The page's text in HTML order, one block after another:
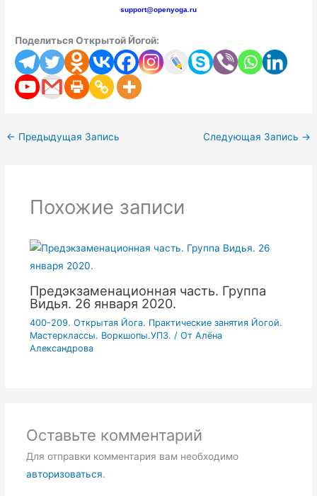
support@openyoga.ru
Поделиться Открытой Йогой:
← Предыдущая Запись Следующая Запись →
Похожие записи
Предэкзаменационная часть. Группа
Видья. 26 января 2020.
400-209. Открытая Йога. Практические занятия Йогой.
Мастерклассы. Воркшопы.УПЗ. / От Алёна
Александрова
Оставьте комментарий
Для отправки комментария вам необходимо
авторизоваться.